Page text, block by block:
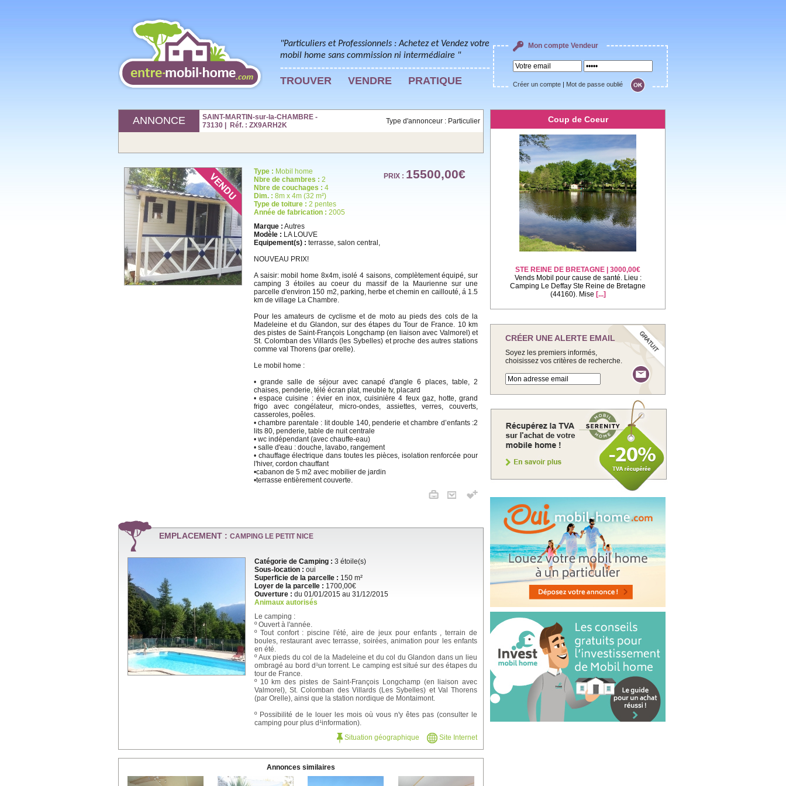
"Particuliers et Professionnels : Achetez et Vendez votre
mobil home sans commission ni intermédiaire "
TROUVER VENDRE PRATIQUE
Mon compte Vendeur
Créer un compte Mot de passe oublié
ANNONCE
SAINT-MARTIN-sur-la-CHAMBRE -
73130 | Réf. : ZX9ARH2K
Type d'annonceur : Particulier
Type : Mobil home
Nbre de chambres : 2
Nbre de couchages : 4
Dim. : 8m x 4m (32 m²)
Type de toiture : 2 pentes
Année de fabrication : 2005
PRIX : 15500,00€
Marque : Autres
Modèle : LA LOUVE
Equipement(s) : terrasse, salon central,
NOUVEAU PRIX!
A saisir: mobil home 8x4m, isolé 4 saisons, complètement équipé, sur
camping 3 étoiles au coeur du massif de la Maurienne sur une
parcelle d'environ 150 m2, parking, herbe et chemin en caillouté, á 1.5
km de village La Chambre.
Pour les amateurs de cyclisme et de moto au pieds des cols de la
Madeleine et du Glandon, sur des étapes du Tour de France. 10 km
des pistes de Saint-François Longchamp (en liaison avec Valmorel) et
St. Colomban des Villards (les Sybelles) et proche des autres stations
comme val Thorens (par orelle).
Le mobil home :
• grande salle de séjour avec canapé d'angle 6 places, table, 2
chaises, penderie, télé écran plat, meuble tv, placard
• espace cuisine : évier en inox, cuisinière 4 feux gaz, hotte, grand
frigo avec congélateur, micro-ondes, assiettes, verres, couverts,
casseroles, poêles.
• chambre parentale : lit double 140, penderie et chambre d’enfants :2
lits 80, penderie, table de nuit centrale
• wc indépendant (avec chauffe-eau)
• salle d'eau : douche, lavabo, rangement
• chauffage électrique dans toutes les pièces, isolation renforcée pour
l'hiver, cordon chauffant
•cabanon de 5 m2 avec mobilier de jardin
•terrasse entièrement couverte.
EMPLACEMENT : CAMPING LE PETIT NICE
Catégorie de Camping : 3 étoile(s)
Sous-location : oui
Superficie de la parcelle : 150 m²
Loyer de la parcelle : 1700,00€
Ouverture : du 01/01/2015 au 31/12/2015
Animaux autorisés
Le camping :
º Ouvert à l'année.
º Tout confort : piscine l'été, aire de jeux pour enfants , terrain de
boules, restaurant avec terrasse, soirées, animation pour les enfants
en été.
º Aux pieds du col de la Madeleine et du col du Glandon dans un lieu
ombragé au bord d¹un torrent. Le camping est situé sur des étapes du
tour de France.
º 10 km des pistes de Saint-François Longchamp (en liaison avec
Valmorel), St. Colomban des Villards (Les Sybelles) et Val Thorens
(par Orelle), ainsi que la station nordique de Montaimont.
º Possibilité de le louer les mois où vous n'y êtes pas (consulter le
camping pour plus d¹information).
Situation géographique
Site Internet
Annonces similaires
Coup de Coeur
STE REINE DE BRETAGNE | 3000,00€
Vends Mobil pour cause de santé. Lieu :
Camping Le Deffay Ste Reine de Bretagne
(44160). Mise [...]
CRÉER UNE ALERTE EMAIL
Soyez les premiers informés,
choisissez vos critères de recherche.